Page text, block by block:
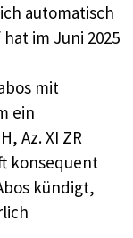
automatisch
im Juni 2025
mit
ein
Az. XI ZR
konsequent
kündigt,